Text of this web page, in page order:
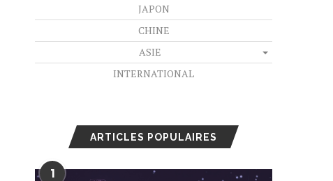
JAPON
CHINE
ASIE
INTERNATIONAL
ARTICLES POPULAIRES
1